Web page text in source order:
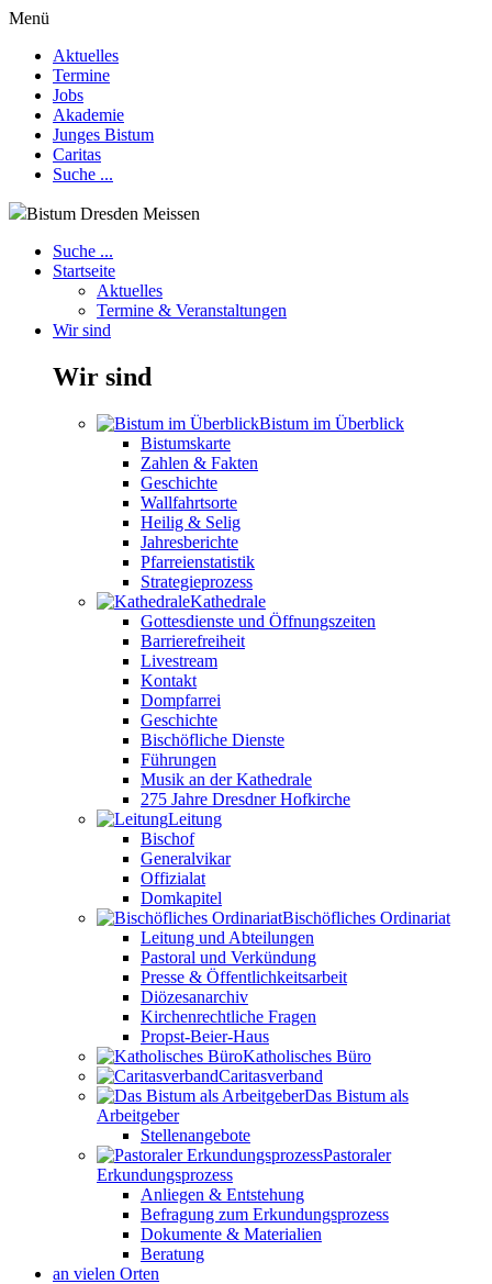
Menü
Aktuelles
Termine
Jobs
Akademie
Junges Bistum
Caritas
Suche ...
Bistum Dresden Meissen
Suche ...
Startseite
Aktuelles
Termine & Veranstaltungen
Wir sind
Wir sind
Bistum im Überblick
Bistumskarte
Zahlen & Fakten
Geschichte
Wallfahrtsorte
Heilig & Selig
Jahresberichte
Pfarreienstatistik
Strategieprozess
Kathedrale
Gottesdienste und Öffnungszeiten
Barrierefreiheit
Livestream
Kontakt
Dompfarrei
Geschichte
Bischöfliche Dienste
Führungen
Musik an der Kathedrale
275 Jahre Dresdner Hofkirche
Leitung
Bischof
Generalvikar
Offizialat
Domkapitel
Bischöfliches Ordinariat
Leitung und Abteilungen
Pastoral und Verkündung
Presse & Öffentlichkeitsarbeit
Diözesanarchiv
Kirchenrechtliche Fragen
Propst-Beier-Haus
Katholisches Büro
Caritasverband
Das Bistum als
Arbeitgeber
Stellenangebote
Pastoraler
Erkundungsprozess
Anliegen & Entstehung
Befragung zum Erkundungsprozess
Dokumente & Materialien
Beratung
an vielen Orten